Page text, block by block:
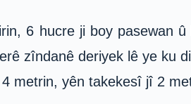
6 hucre ji boy pasewan
zîndanê deriyek lê ye ku
metrin, yên takekesî jî 2